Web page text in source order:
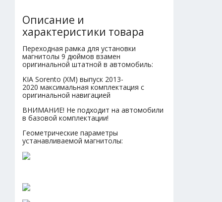
Описание и
характеристики товара
Переходная рамка для установки
магнитолы 9 дюймов взамен
оригинальной штатной в автомобиль:
KIA Sorento (XM) выпуск 2013-
2020 максимальная комплектация с
оригинальной навигацией
ВНИМАНИЕ! Не подходит на автомобили
в базовой комплектации!
Геометрические параметры
устанавливаемой магнитолы: